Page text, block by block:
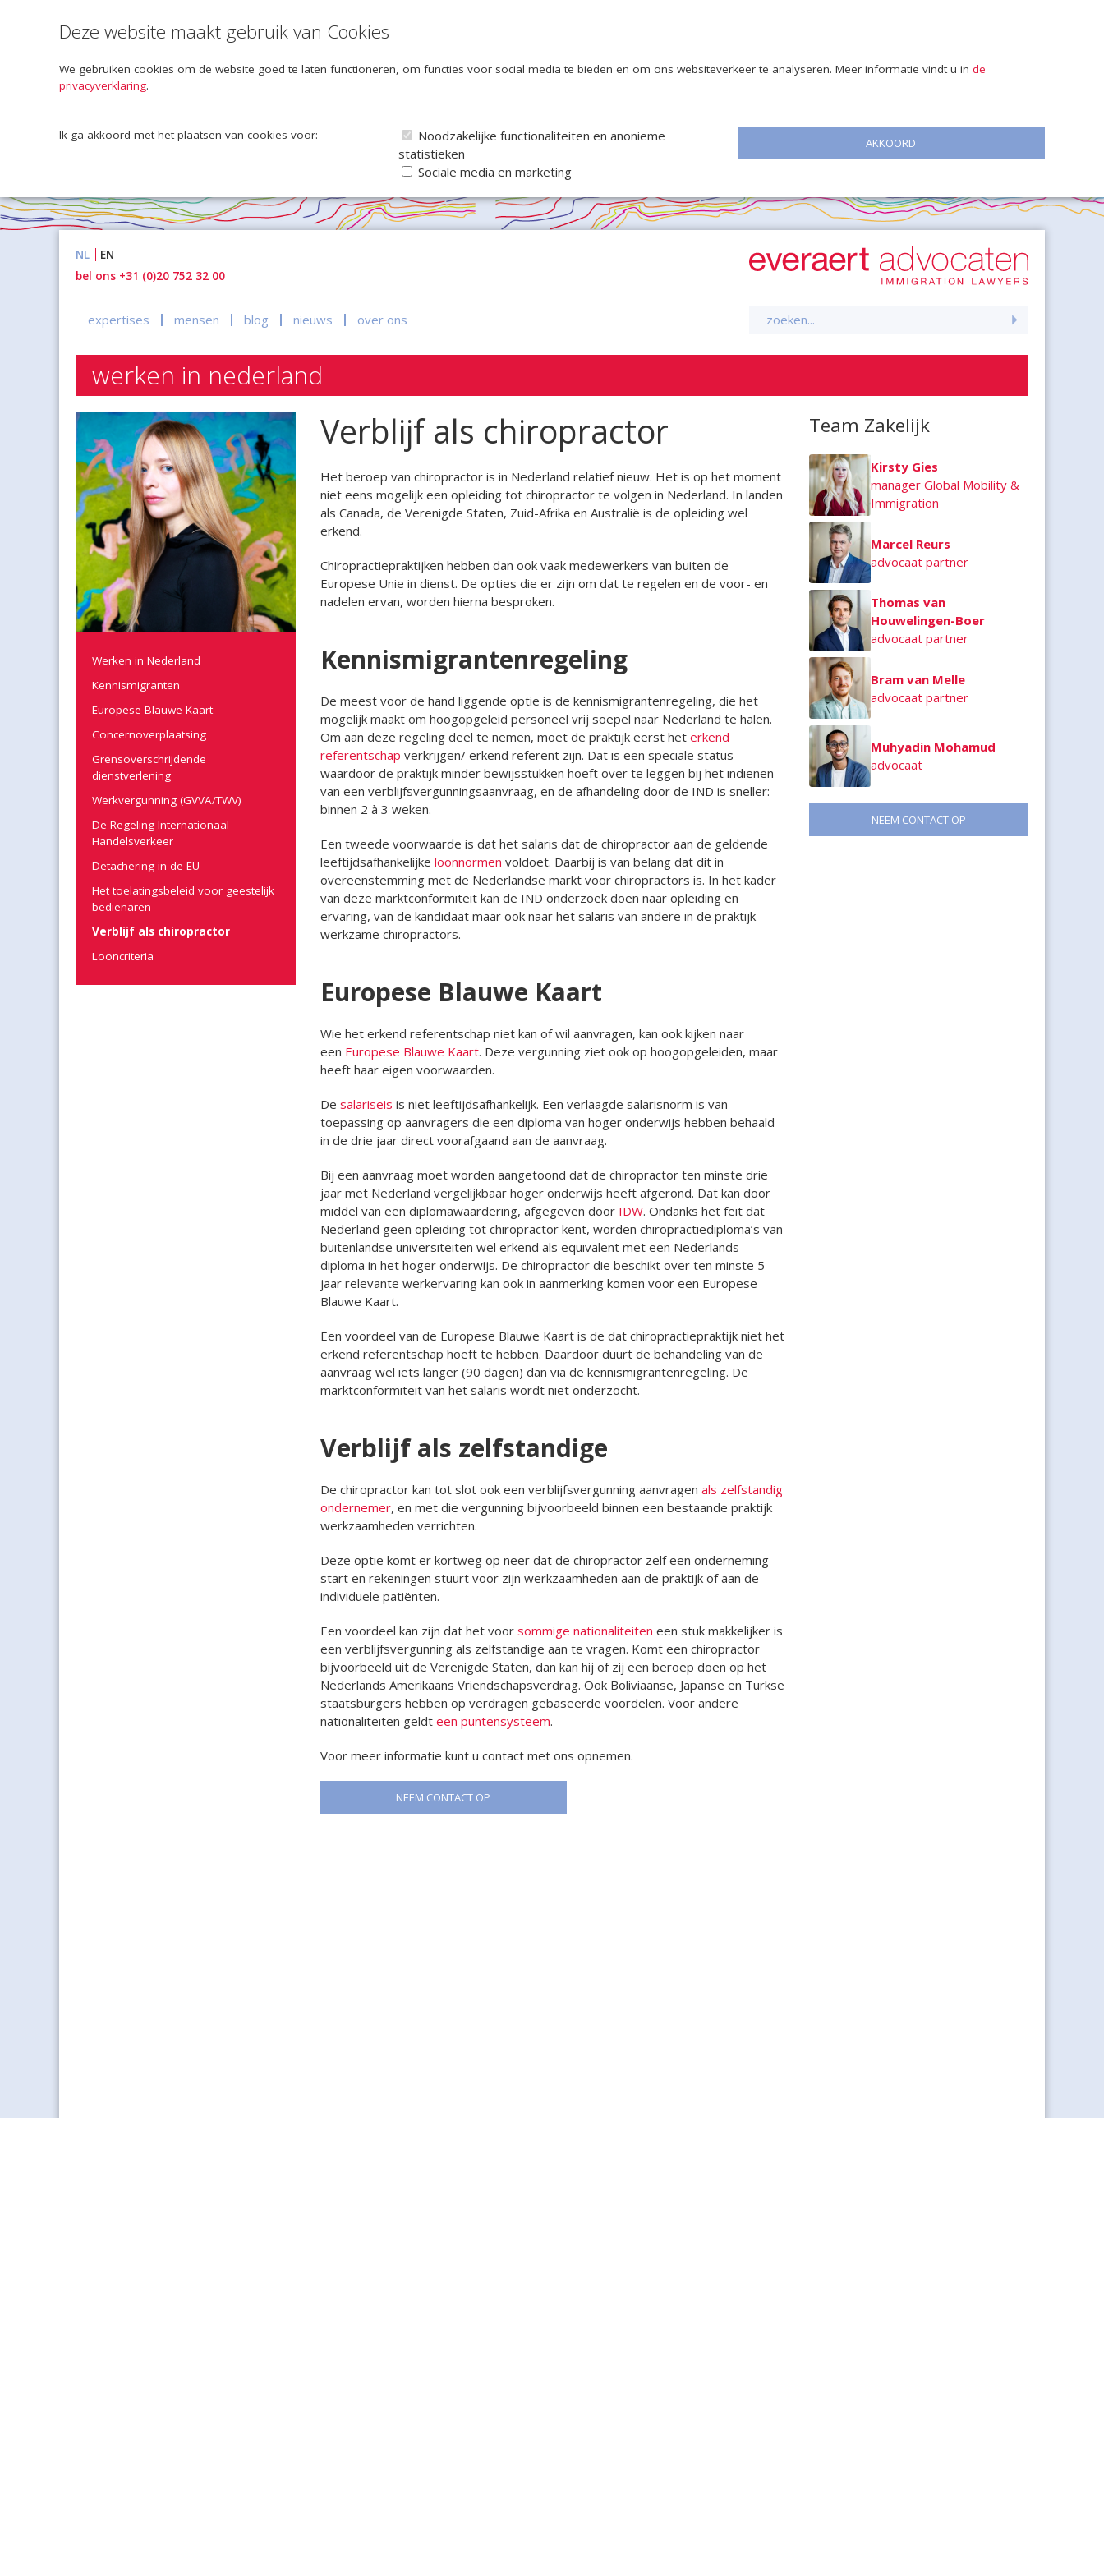
Deze website maakt gebruik van Cookies
We gebruiken cookies om de website goed te laten functioneren, om functies voor social media te bieden en om ons websiteverkeer te analyseren. Meer informatie vindt u in de
privacyverklaring.
Ik ga akkoord met het plaatsen van cookies voor:
Noodzakelijke functionaliteiten en anonieme
statistieken
Sociale media en marketing
AKKOORD
inhoud
NL
EN
bel ons +31 (0)20 752 32 00
expertises mensen blog nieuws over ons
Zoeken
werken in nederland
Werken in Nederland
Kennismigranten
Europese Blauwe Kaart
Concernoverplaatsing
Grensoverschrijdende
dienstverlening
Werkvergunning (GVVA/TWV)
De Regeling Internationaal
Handelsverkeer
Detachering in de EU
Het toelatingsbeleid voor geestelijk
bedienaren
Verblijf als chiropractor
Looncriteria
Verblijf als chiropractor
Het beroep van chiropractor is in Nederland relatief nieuw. Het is op het moment
niet eens mogelijk een opleiding tot chiropractor te volgen in Nederland. In landen
als Canada, de Verenigde Staten, Zuid-Afrika en Australië is de opleiding wel
erkend.
Chiropractiepraktijken hebben dan ook vaak medewerkers van buiten de
Europese Unie in dienst. De opties die er zijn om dat te regelen en de voor- en
nadelen ervan, worden hierna besproken.
Kennismigrantenregeling
De meest voor de hand liggende optie is de kennismigrantenregeling, die het
mogelijk maakt om hoogopgeleid personeel vrij soepel naar Nederland te halen.
Om aan deze regeling deel te nemen, moet de praktijk eerst het erkend
referentschap verkrijgen/ erkend referent zijn. Dat is een speciale status
waardoor de praktijk minder bewijsstukken hoeft over te leggen bij het indienen
van een verblijfsvergunningsaanvraag, en de afhandeling door de IND is sneller:
binnen 2 à 3 weken.
Een tweede voorwaarde is dat het salaris dat de chiropractor aan de geldende
leeftijdsafhankelijke loonnormen voldoet. Daarbij is van belang dat dit in
overeenstemming met de Nederlandse markt voor chiropractors is. In het kader
van deze marktconformiteit kan de IND onderzoek doen naar opleiding en
ervaring, van de kandidaat maar ook naar het salaris van andere in de praktijk
werkzame chiropractors.
Europese Blauwe Kaart
Wie het erkend referentschap niet kan of wil aanvragen, kan ook kijken naar
een Europese Blauwe Kaart. Deze vergunning ziet ook op hoogopgeleiden, maar
heeft haar eigen voorwaarden.
De salariseis is niet leeftijdsafhankelijk. Een verlaagde salarisnorm is van
toepassing op aanvragers die een diploma van hoger onderwijs hebben behaald
in de drie jaar direct voorafgaand aan de aanvraag.
Bij een aanvraag moet worden aangetoond dat de chiropractor ten minste drie
jaar met Nederland vergelijkbaar hoger onderwijs heeft afgerond. Dat kan door
middel van een diplomawaardering, afgegeven door IDW. Ondanks het feit dat
Nederland geen opleiding tot chiropractor kent, worden chiropractiediploma’s van
buitenlandse universiteiten wel erkend als equivalent met een Nederlands
diploma in het hoger onderwijs. De chiropractor die beschikt over ten minste 5
jaar relevante werkervaring kan ook in aanmerking komen voor een Europese
Blauwe Kaart.
Een voordeel van de Europese Blauwe Kaart is de dat chiropractiepraktijk niet het
erkend referentschap hoeft te hebben. Daardoor duurt de behandeling van de
aanvraag wel iets langer (90 dagen) dan via de kennismigrantenregeling. De
marktconformiteit van het salaris wordt niet onderzocht.
Verblijf als zelfstandige
De chiropractor kan tot slot ook een verblijfsvergunning aanvragen als zelfstandig
ondernemer, en met die vergunning bijvoorbeeld binnen een bestaande praktijk
werkzaamheden verrichten.
Deze optie komt er kortweg op neer dat de chiropractor zelf een onderneming
start en rekeningen stuurt voor zijn werkzaamheden aan de praktijk of aan de
individuele patiënten.
Een voordeel kan zijn dat het voor sommige nationaliteiten een stuk makkelijker is
een verblijfsvergunning als zelfstandige aan te vragen. Komt een chiropractor
bijvoorbeeld uit de Verenigde Staten, dan kan hij of zij een beroep doen op het
Nederlands Amerikaans Vriendschapsverdrag. Ook Boliviaanse, Japanse en Turkse
staatsburgers hebben op verdragen gebaseerde voordelen. Voor andere
nationaliteiten geldt een puntensysteem.
Voor meer informatie kunt u contact met ons opnemen.
NEEM CONTACT OP
Team Zakelijk
Kirsty Gies
manager Global Mobility &
Immigration
Marcel Reurs
advocaat partner
Thomas van
Houwelingen-Boer
advocaat partner
Bram van Melle
advocaat partner
Muhyadin Mohamud
advocaat
NEEM CONTACT OP